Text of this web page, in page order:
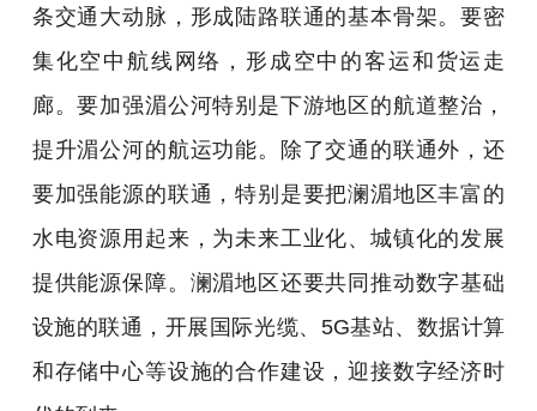
条交通大动脉，形成陆路联通的基本骨架。要密
集化空中航线网络，形成空中的客运和货运走
廊。要加强湄公河特别是下游地区的航道整治，
提升湄公河的航运功能。除了交通的联通外，还
要加强能源的联通，特别是要把澜湄地区丰富的
水电资源用起来，为未来工业化、城镇化的发展
提供能源保障。澜湄地区还要共同推动数字基础
设施的联通，开展国际光缆、5G基站、数据计算
和存储中心等设施的合作建设，迎接数字经济时